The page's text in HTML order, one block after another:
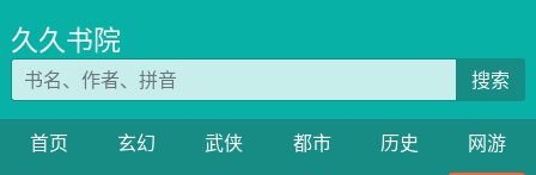
久久书院
搜索
首页 玄幻 武侠 都市 历史
网游